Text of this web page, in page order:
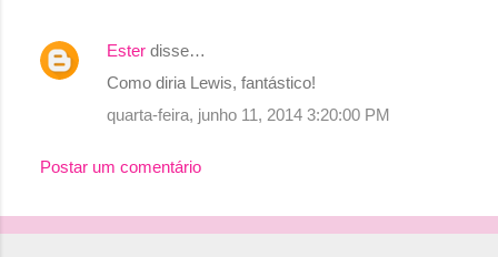
i
Ester disse…
Como diria Lewis, fantástico!
quarta-feira, junho 11, 2014 3:20:00 PM
Postar um comentário